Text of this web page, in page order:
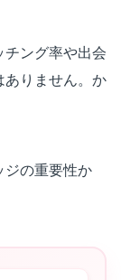
ング率や出会
りません。か
ジの重要性か